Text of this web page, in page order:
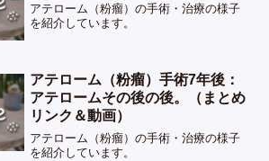
アテローム（粉瘤）の手術・治療の様子
を紹介しています。
アテローム（粉瘤）手術7年後：
アテロームその後の後。（まとめ
リンク＆動画）
アテローム（粉瘤）の手術・治療の様子
を紹介しています。